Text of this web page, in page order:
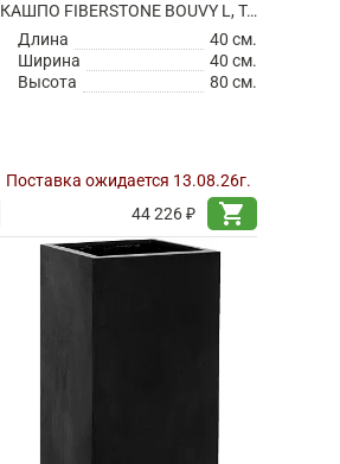
КАШПО FIBERSTONE BOUVY L, TAUPE
Длина
40 см.
Ширина
40 см.
Высота
80 см.
Поставка ожидается 13.08.26г.
44 226 ₽
shopping_cart